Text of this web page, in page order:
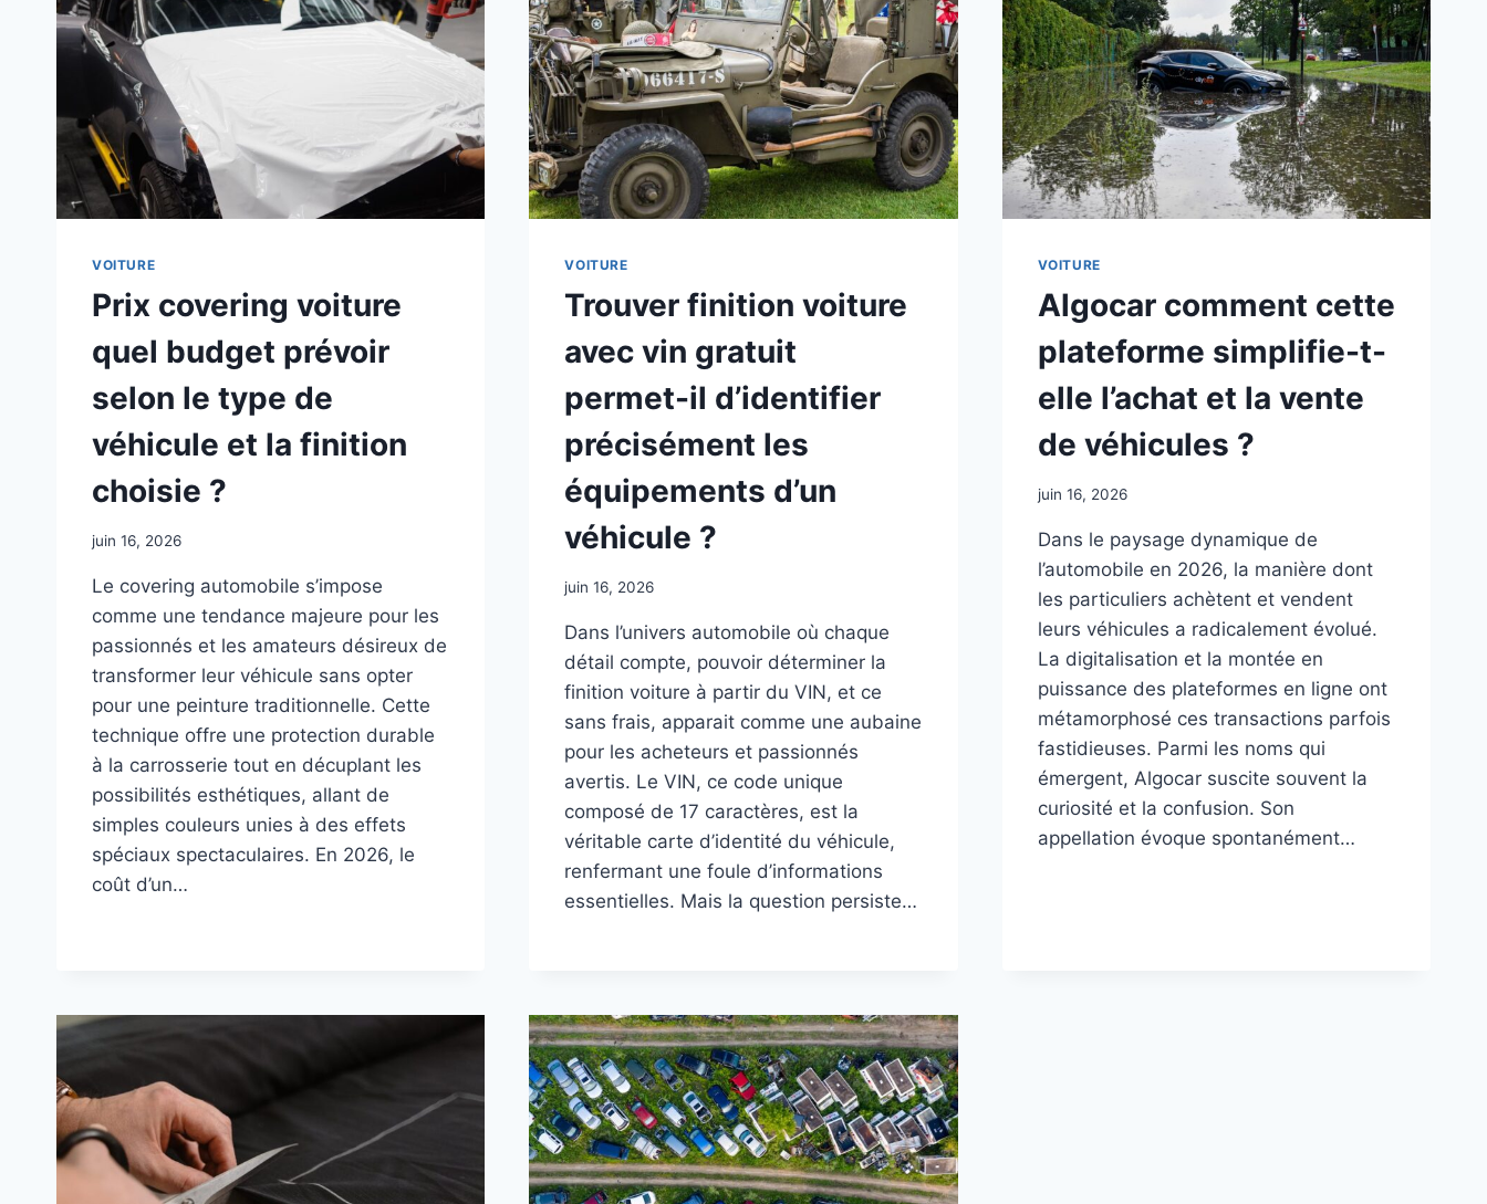
VOITURE
Prix covering voiture
quel budget prévoir
selon le type de
véhicule et la finition
choisie ?
juin 16, 2026
Le covering automobile s’impose
comme une tendance majeure pour les
passionnés et les amateurs désireux de
transformer leur véhicule sans opter
pour une peinture traditionnelle. Cette
technique offre une protection durable
à la carrosserie tout en décuplant les
possibilités esthétiques, allant de
simples couleurs unies à des effets
spéciaux spectaculaires. En 2026, le
coût d’un…
VOITURE
Trouver finition voiture
avec vin gratuit
permet-il d’identifier
précisément les
équipements d’un
véhicule ?
juin 16, 2026
Dans l’univers automobile où chaque
détail compte, pouvoir déterminer la
finition voiture à partir du VIN, et ce
sans frais, apparait comme une aubaine
pour les acheteurs et passionnés
avertis. Le VIN, ce code unique
composé de 17 caractères, est la
véritable carte d’identité du véhicule,
renfermant une foule d’informations
essentielles. Mais la question persiste…
VOITURE
Algocar comment cette
plateforme simplifie-t-
elle l’achat et la vente
de véhicules ?
juin 16, 2026
Dans le paysage dynamique de
l’automobile en 2026, la manière dont
les particuliers achètent et vendent
leurs véhicules a radicalement évolué.
La digitalisation et la montée en
puissance des plateformes en ligne ont
métamorphosé ces transactions parfois
fastidieuses. Parmi les noms qui
émergent, Algocar suscite souvent la
curiosité et la confusion. Son
appellation évoque spontanément…